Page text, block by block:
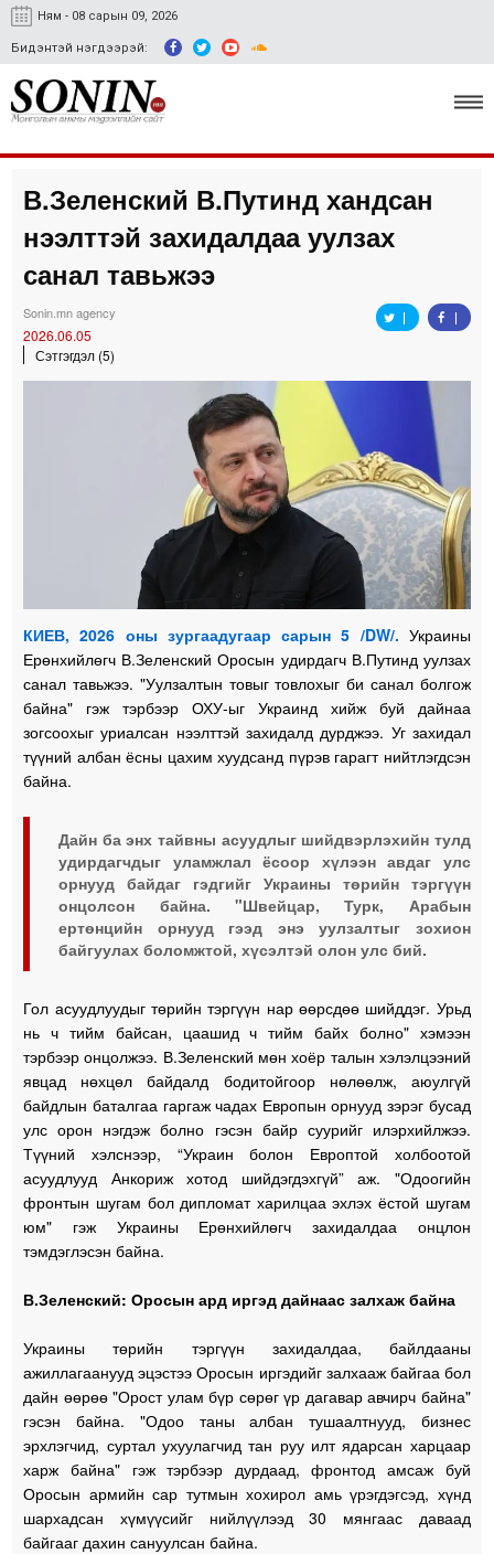
Ням - 08 сарын 09, 2026
Бидэнтэй нэгдээрэй:
Улс төр, эдийн засаг
Гэмт хэрэг
Easy news
В.Зеленский В.Путинд хандсан
нээлттэй захидалдаа уулзах
санал тавьжээ
Sonin.mn agency
2026.06.05
Сэтгэгдэл (5)
КИЕВ, 2026 оны зургаадугаар сарын 5 /DW/. Украины
Ерөнхийлөгч В.Зеленский Оросын удирдагч В.Путинд уулзах
санал тавьжээ. "Уулзалтын товыг товлохыг би санал болгож
байна" гэж тэрбээр ОХУ-ыг Украинд хийж буй дайнаа
зогсоохыг уриалсан нээлттэй захидалд дурджээ. Уг захидал
түүний албан ёсны цахим хуудсанд пүрэв гарагт нийтлэгдсэн
байна.
Дайн ба энх тайвны асуудлыг шийдвэрлэхийн тулд
удирдагчдыг уламжлал ёсоор хүлээн авдаг улс
орнууд байдаг гэдгийг Украины төрийн тэргүүн
онцолсон байна. "Швейцар, Турк, Арабын
ертөнцийн орнууд гээд энэ уулзалтыг зохион
байгуулах боломжтой, хүсэлтэй олон улс бий.
Гол асуудлуудыг төрийн тэргүүн нар өөрсдөө шийддэг. Урьд
нь ч тийм байсан, цаашид ч тийм байх болно" хэмээн
тэрбээр онцолжээ. В.Зеленский мөн хоёр талын хэлэлцээний
явцад нөхцөл байдалд бодитойгоор нөлөөлж, аюулгүй
байдлын баталгаа гаргаж чадах Европын орнууд зэрэг бусад
улс орон нэгдэж болно гэсэн байр суурийг илэрхийлжээ.
Түүний хэлснээр, “Украин болон Европтой холбоотой
асуудлууд Анкориж хотод шийдэгдэхгүй” аж. "Одоогийн
фронтын шугам бол дипломат харилцаа эхлэх ёстой шугам
юм" гэж Украины Ерөнхийлөгч захидалдаа онцлон
тэмдэглэсэн байна.
В.Зеленский: Оросын ард иргэд дайнаас залхаж байна
Украины төрийн тэргүүн захидалдаа, байлдааны
ажиллагаанууд эцэстээ Оросын иргэдийг залхааж байгаа бол
дайн өөрөө "Орост улам бүр сөрөг үр дагавар авчирч байна"
гэсэн байна. "Одоо таны албан тушаалтнууд, бизнес
эрхлэгчид, суртал ухуулагчид тан руу илт ядарсан харцаар
харж байна" гэж тэрбээр дурдаад, фронтод амсаж буй
Оросын армийн сар тутмын хохирол амь үрэгдэгсэд, хүнд
шархадсан хүмүүсийг нийлүүлээд 30 мянгаас даваад
байгааг дахин сануулсан байна.